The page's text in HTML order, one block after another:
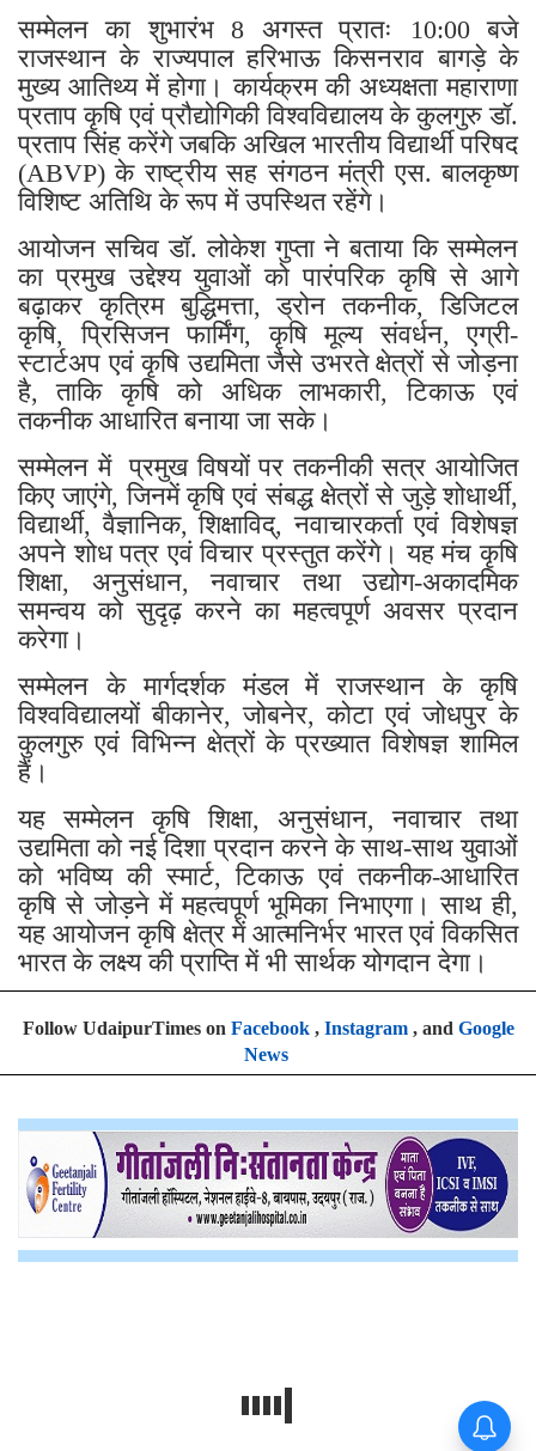
सम्मेलन का शुभारंभ 8 अगस्त प्रातः 10:00 बजे
राजस्थान के राज्यपाल हरिभाऊ किसनराव बागड़े के
मुख्य आतिथ्य में होगा। कार्यक्रम की अध्यक्षता महाराणा
प्रताप कृषि एवं प्रौद्योगिकी विश्वविद्यालय के कुलगुरु डॉ.
प्रताप सिंह करेंगे जबकि अखिल भारतीय विद्यार्थी परिषद
(ABVP) के राष्ट्रीय सह संगठन मंत्री एस. बालकृष्ण
विशिष्ट अतिथि के रूप में उपस्थित रहेंगे।
आयोजन सचिव डॉ. लोकेश गुप्ता ने बताया कि सम्मेलन
का प्रमुख उद्देश्य युवाओं को पारंपरिक कृषि से आगे
बढ़ाकर कृत्रिम बुद्धिमत्ता, ड्रोन तकनीक, डिजिटल
कृषि, प्रिसिजन फार्मिंग, कृषि मूल्य संवर्धन, एग्री-
स्टार्टअप एवं कृषि उद्यमिता जैसे उभरते क्षेत्रों से जोड़ना
है, ताकि कृषि को अधिक लाभकारी, टिकाऊ एवं
तकनीक आधारित बनाया जा सके।
सम्मेलन में प्रमुख विषयों पर तकनीकी सत्र आयोजित
किए जाएंगे, जिनमें कृषि एवं संबद्ध क्षेत्रों से जुड़े शोधार्थी,
विद्यार्थी, वैज्ञानिक, शिक्षाविद्, नवाचारकर्ता एवं विशेषज्ञ
अपने शोध पत्र एवं विचार प्रस्तुत करेंगे। यह मंच कृषि
शिक्षा, अनुसंधान, नवाचार तथा उद्योग-अकादमिक
समन्वय को सुदृढ़ करने का महत्वपूर्ण अवसर प्रदान
करेगा।
सम्मेलन के मार्गदर्शक मंडल में राजस्थान के कृषि
विश्वविद्यालयों बीकानेर, जोबनेर, कोटा एवं जोधपुर के
कुलगुरु एवं विभिन्न क्षेत्रों के प्रख्यात विशेषज्ञ शामिल
हैं।
यह सम्मेलन कृषि शिक्षा, अनुसंधान, नवाचार तथा
उद्यमिता को नई दिशा प्रदान करने के साथ-साथ युवाओं
को भविष्य की स्मार्ट, टिकाऊ एवं तकनीक-आधारित
कृषि से जोड़ने में महत्वपूर्ण भूमिका निभाएगा। साथ ही,
यह आयोजन कृषि क्षेत्र में आत्मनिर्भर भारत एवं विकसित
भारत के लक्ष्य की प्राप्ति में भी सार्थक योगदान देगा।
Follow UdaipurTimes on Facebook, Instagram, and Google
News